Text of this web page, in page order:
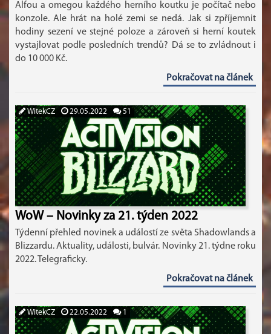
Alfou a omegou každého herního koutku je počítač nebo
konzole. Ale hrát na holé zemi se nedá. Jak si zpříjemnit
hodiny sezení ve stejné poloze a zároveň si herní koutek
vystajlovat podle posledních trendů? Dá se to zvládnout i
do 10 000 Kč.
Pokračovat na článek
WitekCZ 29.05.2022 51
WoW – Novinky za 21. týden 2022
Týdenní přehled novinek a událostí ze světa Shadowlands a
Blizzardu. Aktuality, události, bulvár. Novinky 21. týdne roku
2022. Telegraficky.
Pokračovat na článek
WitekCZ 22.05.2022 1